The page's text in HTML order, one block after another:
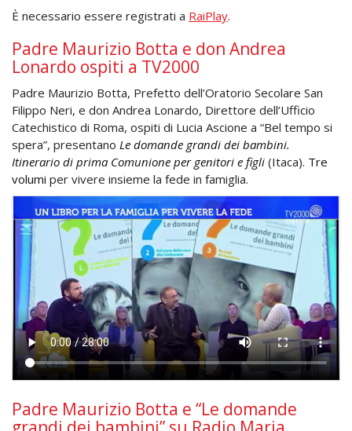
È necessario essere registrati a RaiPlay.
Padre Maurizio Botta e don Andrea
Lonardo ospiti a TV2000
Padre Maurizio Botta, Prefetto dell’Oratorio Secolare San
Filippo Neri, e don Andrea Lonardo, Direttore dell’Ufficio
Catechistico di Roma, ospiti di Lucia Ascione a “Bel tempo si
spera”, presentano Le domande grandi dei bambini.
Itinerario di prima Comunione per genitori e figli (Itaca). Tre
volumi per vivere insieme la fede in famiglia.
Padre Maurizio Botta e “Le domande